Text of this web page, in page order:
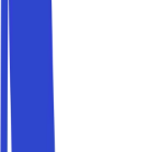
sont privées,
minutes.
Parking à
Réservez une
rejoignez votre